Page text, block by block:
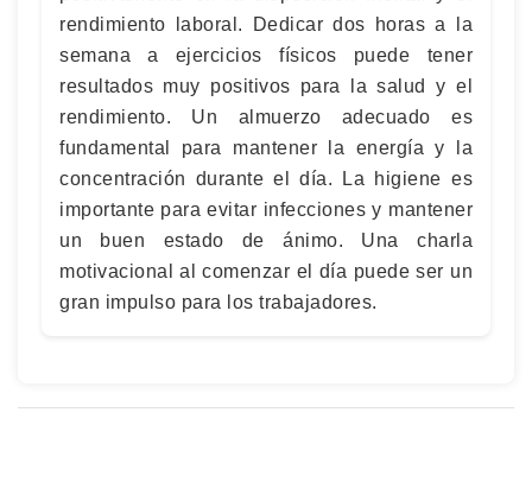
rendimiento laboral. Dedicar dos horas a la
semana a ejercicios físicos puede tener
resultados muy positivos para la salud y el
rendimiento. Un almuerzo adecuado es
fundamental para mantener la energía y la
concentración durante el día. La higiene es
importante para evitar infecciones y mantener
un buen estado de ánimo. Una charla
motivacional al comenzar el día puede ser un
gran impulso para los trabajadores.